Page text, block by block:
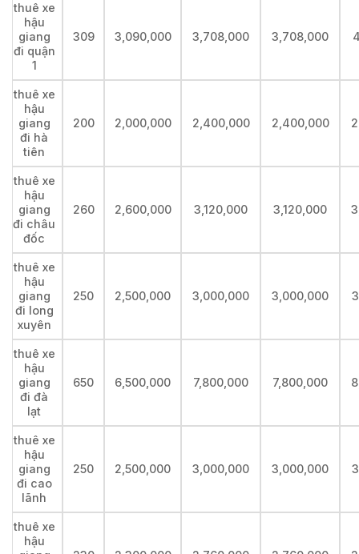
thuê xe
hậu
giang
đi quận
1
309 3,090,000 3,708,000 3,708,000
thuê xe
hậu
giang
đi hà
tiên
200 2,000,000 2,400,000 2,400,000
thuê xe
hậu
giang
đi châu
đốc
260 2,600,000 3,120,000 3,120,000
thuê xe
hậu
giang
đi long
xuyên
250 2,500,000 3,000,000 3,000,000
thuê xe
hậu
giang
đi đà
lạt
650 6,500,000 7,800,000 7,800,000
thuê xe
hậu
giang
đi cao
lãnh
250 2,500,000 3,000,000 3,000,000
thuê xe
hậu